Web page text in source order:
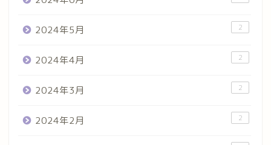
2024年5月 2
2024年4月 2
2024年3月 2
2024年2月 2